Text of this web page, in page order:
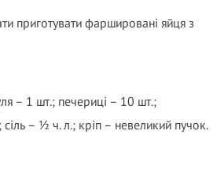
приготувати фаршировані яйця з
– 1 шт.; печериці – 10 шт.;
– ½ ч. л.; кріп – невеликий пучок.